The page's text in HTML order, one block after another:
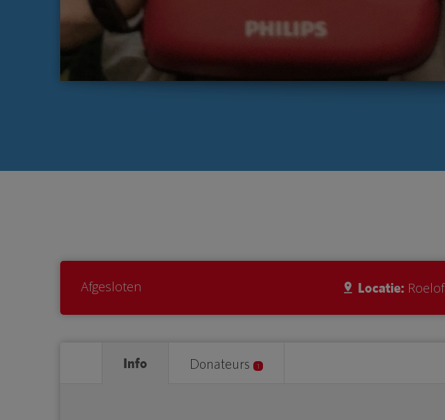
Afgesloten Locatie:
Info Donateurs 1